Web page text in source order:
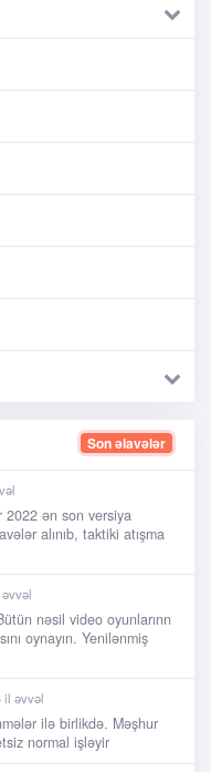
Son əlavələr
2022 ən son versiya
alınıb, taktiki atışma
nəsil video oyunlarınn
oynayın. Yenilənmiş
il əvvəl
ilə birlikdə. Məşhur
normal işləyir